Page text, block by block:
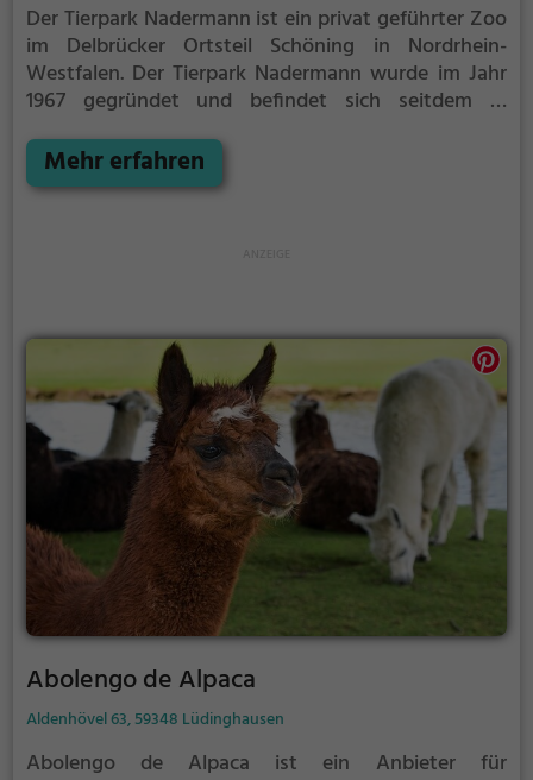
Der Tierpark Nadermann ist ein privat geführter Zoo
im Delbrücker Ortsteil Schöning in Nordrhein-
Westfalen. Der Tierpark Nadermann wurde im Jahr
1967 gegründet und befindet sich seitdem in
Bauernhofes entstanden, wuchs der Park in den
folgenden Jahren stetig und bildet heute ein Areal
moderner Tiergehege, heute sind viele der im
Tierpark beheimateten Tiere in Freigehegen zu
sehen.
Mehr erfahren
Abolengo de Alpaca
Aldenhövel 63, 59348 Lüdinghausen
Abolengo de Alpaca ist ein Anbieter für